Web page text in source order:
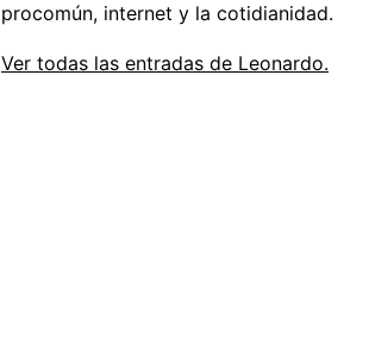
procomún, internet y la cotidianidad.
Ver todas las entradas de Leonardo.